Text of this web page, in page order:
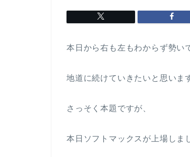
本日から右も左もわからず勢い
地道に続けていきたいと思いま
さっそく本題ですが、
本日ソフトマックスが上場しま